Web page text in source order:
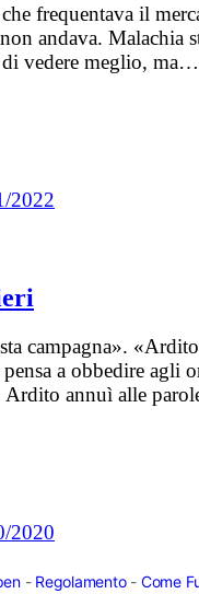
frequentava il
non andava. Malachia
vedere meglio, ma…
2022
campagna».
a obbedire agli
Ardito annuì alle
2020
- Regolamento- Come